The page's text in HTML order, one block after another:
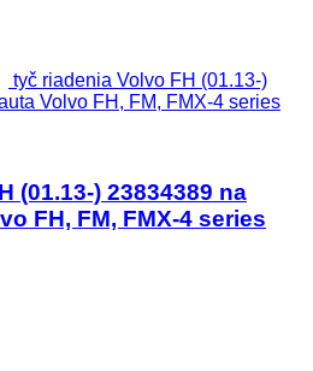
tyč riadenia Volvo FH (01.13-)
Volvo FH, FM, FMX-4 series
(01.13-) 23834389 na
FH, FM, FMX-4 series